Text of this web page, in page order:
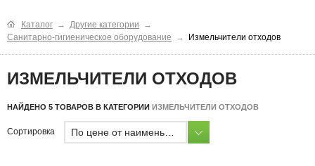
Каталог → Другие категории
→
Санитарно-гигиеническое оборудование
→ Измельчители отходов
ИЗМЕЛЬЧИТЕЛИ ОТХОДОВ
НАЙДЕНО 5 ТОВАРОВ В КАТЕГОРИИ ИЗМЕЛЬЧИТЕЛИ ОТХОДОВ
Сортировка